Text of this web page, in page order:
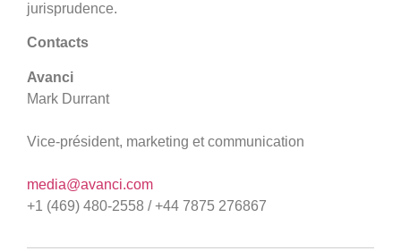
jurisprudence.
Contacts
Avanci
Mark Durrant
Vice-président, marketing et communication
media@avanci.com
+1 (469) 480-2558 / +44 7875 276867